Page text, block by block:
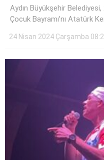
Aydın Büyükşehir
Çocuk Bayramı’nı Atatürk
24 Nisan 2024 Çarşamba